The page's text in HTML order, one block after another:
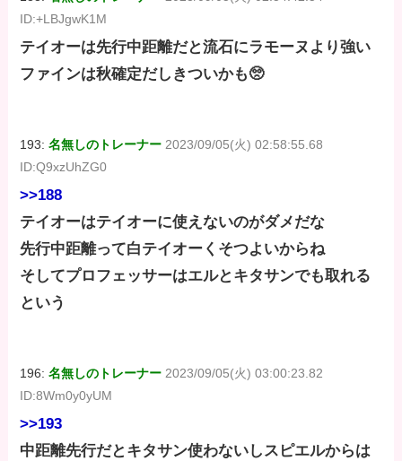
ID:+LBJgwK1M
テイオーは先行中距離だと流石にラモーヌより強い
ファインは秋確定だしきついかも🥺
193:名無しのトレーナー 2023/09/05(火) 02:58:55.68
ID:Q9xzUhZG0
>>188
テイオーはテイオーに使えないのがダメだな
先行中距離って白テイオーくそつよいからね
そしてプロフェッサーはエルとキタサンでも取れる
という
196:名無しのトレーナー 2023/09/05(火) 03:00:23.82
ID:8Wm0y0yUM
>>193
中距離先行だとキタサン使わないしスピエルからは